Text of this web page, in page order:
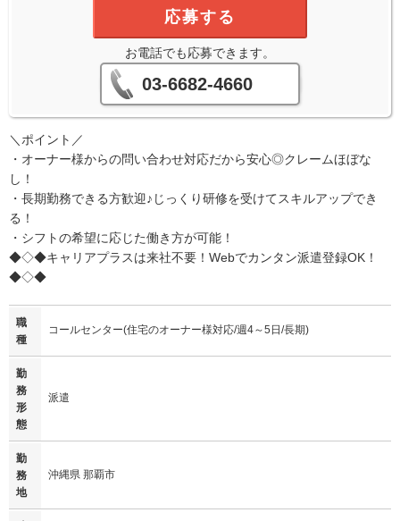
応募する
お電話でも応募できます。
03-6682-4660
＼ポイント／
・オーナー様からの問い合わせ対応だから安心◎クレームほぼな
し！
・長期勤務できる方歓迎♪じっくり研修を受けてスキルアップでき
る！
・シフトの希望に応じた働き方が可能！
◆◇◆キャリアプラスは来社不要！Webでカンタン派遣登録OK！
◆◇◆
職
種
コールセンター(住宅のオーナー様対応/週4～5日/長期)
勤
務
形
態
派遣
勤
務
地
沖縄県 那覇市